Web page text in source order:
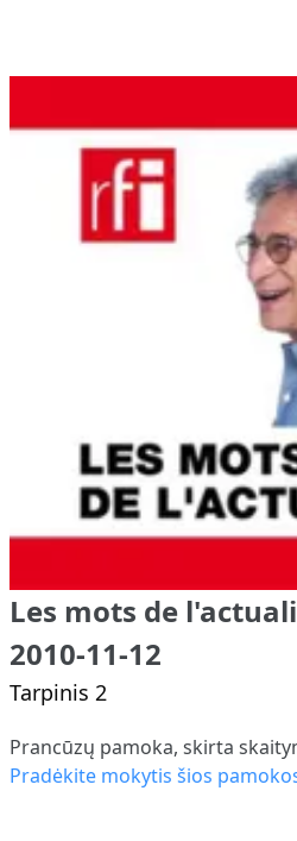
Les mots de
2010-11-12
Tarpinis 2
Prancūzų pamoka, skirta
Pradėkite mokytis šios